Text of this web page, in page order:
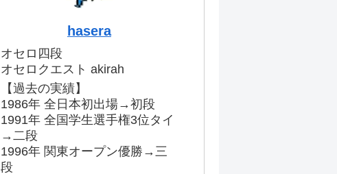
hasera
オセロ四段
オセロクエスト akirah
【過去の実績】
1986年 全日本初出場→初段
1991年 全国学生選手権3位タイ
→二段
1996年 関東オープン優勝→三
段